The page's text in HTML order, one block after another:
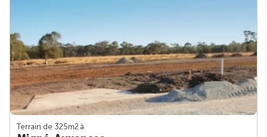
Terrain de 325m2 à